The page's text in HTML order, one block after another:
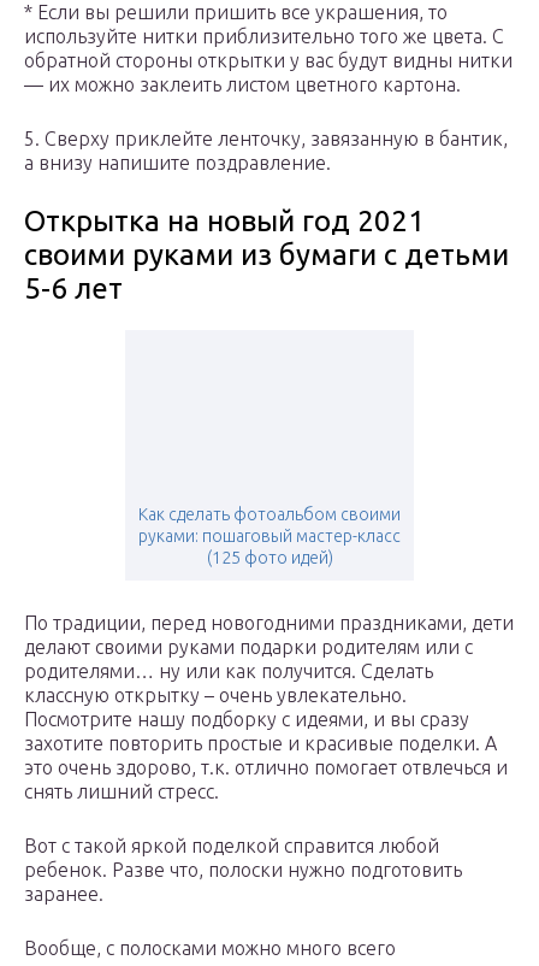
* Если вы решили пришить все украшения, то
используйте нитки приблизительно того же цвета. С
обратной стороны открытки у вас будут видны нитки
— их можно заклеить листом цветного картона.
5. Сверху приклейте ленточку, завязанную в бантик,
а внизу напишите поздравление.
Открытка на новый год 2021
своими руками из бумаги с детьми
5-6 лет
Как сделать фотоальбом своими
руками: пошаговый мастер-класс
(125 фото идей)
По традиции, перед новогодними праздниками, дети
делают своими руками подарки родителям или с
родителями… ну или как получится. Сделать
классную открытку – очень увлекательно.
Посмотрите нашу подборку с идеями, и вы сразу
захотите повторить простые и красивые поделки. А
это очень здорово, т.к. отлично помогает отвлечься и
снять лишний стресс.
Вот с такой яркой поделкой справится любой
ребенок. Разве что, полоски нужно подготовить
заранее.
Вообще, с полосками можно много всего